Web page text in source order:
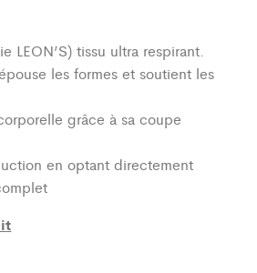
LEON’S)tissu ultra respirant.
les formes et soutient les
grâce à sa coupe
en optant directement